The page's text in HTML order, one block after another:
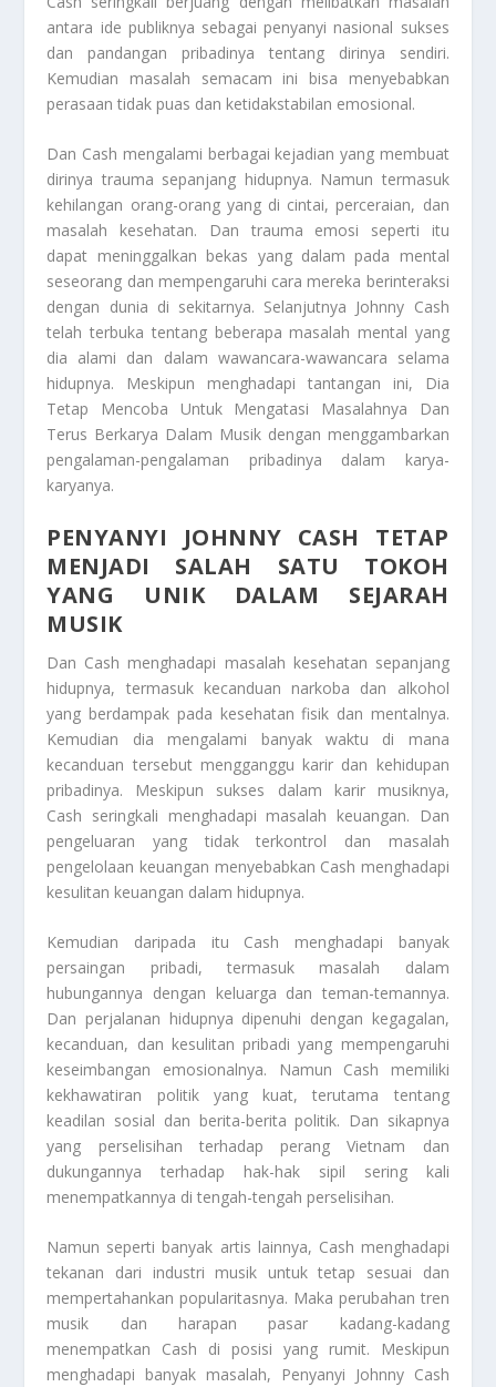
antara ide publiknya sebagai penyanyi nasional sukses
dan pandangan pribadinya tentang dirinya sendiri.
Kemudian masalah semacam ini bisa menyebabkan
perasaan tidak puas dan ketidakstabilan emosional.
Dan Cash mengalami berbagai kejadian yang membuat
dirinya trauma sepanjang hidupnya. Namun termasuk
kehilangan orang-orang yang di cintai, perceraian, dan
masalah kesehatan. Dan trauma emosi seperti itu
dapat meninggalkan bekas yang dalam pada mental
seseorang dan mempengaruhi cara mereka berinteraksi
dengan dunia di sekitarnya. Selanjutnya Johnny Cash
telah terbuka tentang beberapa masalah mental yang
dia alami dan dalam wawancara-wawancara selama
hidupnya. Meskipun menghadapi tantangan ini,
Dia
Tetap Mencoba Untuk Mengatasi Masalahnya Dan
Terus Berkarya Dalam Musik dengan menggambarkan
pengalaman-pengalaman pribadinya dalam karya-
karyanya.
PENYANYI JOHNNY CASH TETAP
MENJADI SALAH SATU TOKOH
YANG UNIK DALAM SEJARAH
MUSIK
Dan Cash menghadapi masalah kesehatan sepanjang
hidupnya, termasuk kecanduan narkoba dan alkohol
yang berdampak pada kesehatan fisik dan mentalnya.
Kemudian dia mengalami banyak waktu di mana
kecanduan tersebut mengganggu karir dan kehidupan
pribadinya. Meskipun sukses dalam karir musiknya,
Cash seringkali menghadapi masalah keuangan. Dan
pengeluaran yang tidak terkontrol dan masalah
pengelolaan keuangan menyebabkan Cash menghadapi
kesulitan keuangan dalam hidupnya.
Kemudian daripada itu Cash menghadapi banyak
persaingan pribadi, termasuk masalah dalam
hubungannya dengan keluarga dan teman-temannya.
Dan perjalanan hidupnya dipenuhi dengan kegagalan,
kecanduan, dan kesulitan pribadi yang mempengaruhi
keseimbangan emosionalnya. Namun Cash memiliki
kekhawatiran politik yang kuat, terutama tentang
keadilan sosial dan berita-berita politik. Dan sikapnya
yang perselisihan terhadap perang Vietnam dan
dukungannya terhadap hak-hak sipil sering kali
menempatkannya di tengah-tengah perselisihan.
Namun seperti banyak artis lainnya, Cash menghadapi
tekanan dari industri musik untuk tetap sesuai dan
mempertahankan popularitasnya. Maka perubahan tren
musik dan harapan pasar kadang-kadang
menempatkan Cash di posisi yang rumit. Meskipun
menghadapi banyak masalah,
Penyanyi Johnny Cash